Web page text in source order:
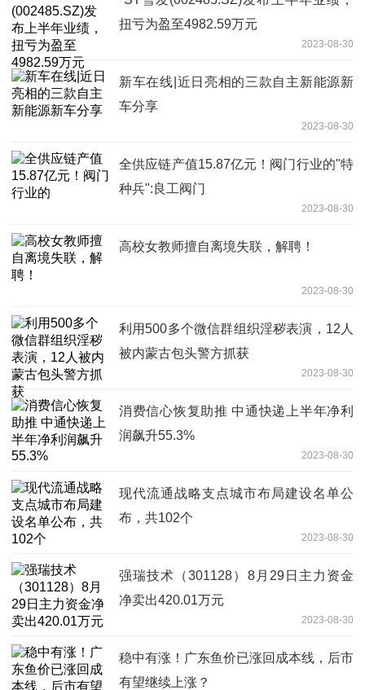
扭亏为盈至4982.59万元
2023-08-30
新车在线|近日亮相的三款自主新能源新
车分享
2023-08-30
全供应链产值15.87亿元！阀门行业的"特
种兵":良工阀门
2023-08-30
高校女教师擅自离境失联，解聘！
2023-08-30
利用500多个微信群组织淫秽表演，12人
被内蒙古包头警方抓获
2023-08-30
消费信心恢复助推 中通快递上半年净利
润飙升55.3%
2023-08-30
现代流通战略支点城市布局建设名单公
布，共102个
2023-08-30
强瑞技术（301128）8月29日主力资金
净卖出420.01万元
2023-08-30
稳中有涨！广东鱼价已涨回成本线，后市
有望继续上涨？